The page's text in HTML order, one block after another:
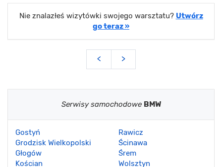
Nie znalazłeś wizytówki swojego warsztatu? Utwórz
go teraz »
< >
Serwisy samochodowe BMW
Gostyń
Grodzisk Wielkopolski
Głogów
Kościan
Rawicz
Ścinawa
Śrem
Wolsztyn